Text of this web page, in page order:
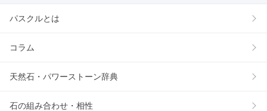
パスクルとは
コラム
天然石・パワーストーン辞典
石の組み合わせ・相性